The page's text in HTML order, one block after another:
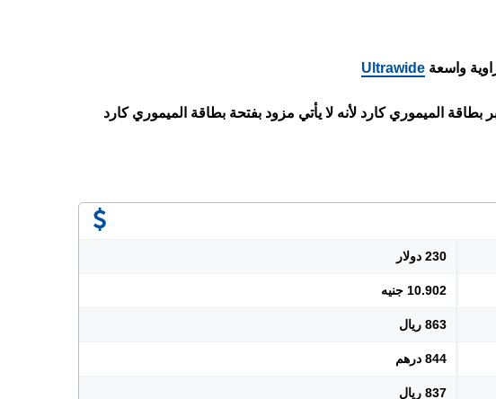
Ultrawide
بطاقة الميموري كارد لأنه لا يأتي مزود بفتحة بطاقة الميموري كارد
230 دولار
10.902 جنيه
863 ريال
844 درهم
837 ريال